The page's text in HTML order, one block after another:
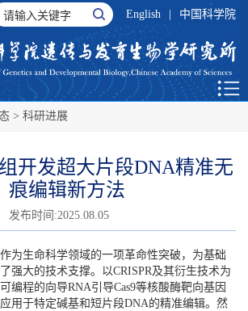
English 中国科学院
> 科研进展
开发超大片段DNA精准无
痕编辑新方法
发布时间:2025.08.05
生命科学领域的一项革命性突破，为基础
强大的技术支撑。以CRISPR及其衍生技术为
编程的向导RNA引导Cas9等核酸酶靶向基因
用于特定碱基和短片段DNA的精准编辑。然